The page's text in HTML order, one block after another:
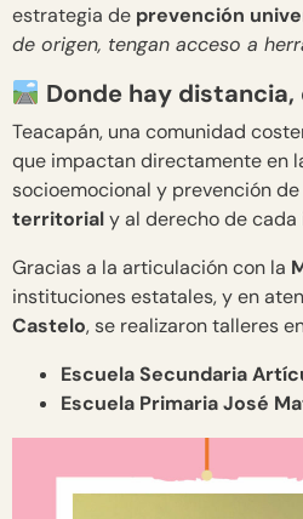
estrategia de prevención
de origen, tengan acceso a
Donde hay
Teacapán, una comunidad
que impactan directamente en
socioemocional y prevención
territorialy al derecho de
Gracias a la articulación con la
instituciones estatales, y en
Castelo, se realizaron talleres
Escuela Secundaria
Escuela Primaria José